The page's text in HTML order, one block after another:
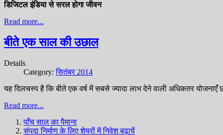
डिजिटल इंडिया से सरल होगा जीवन
Read more...
बीते एक साल की उछाल
Details
Category:सितंबर 2014
यह दिलचस्प है कि बीते एक वर्ष में सबसे ज्यादा लाभ देने वाली अधिकतर योजनाएँ
Read more...
पाँच साल का पैमाना
संपदा निर्माण के लिए शेयरों में निवेश बढ़ायें